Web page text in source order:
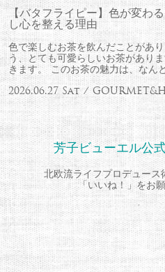
【バタフライピー】色が変わ
し心を整える理由
色で楽しむお茶を飲んだことがあ
う、とても可愛らしいお茶があり
きます。 このお茶の魅力は、なん
2026.06.27 Sat /
芳子ビューエル公
北欧流ライフプロデュース
「いいね！」をお